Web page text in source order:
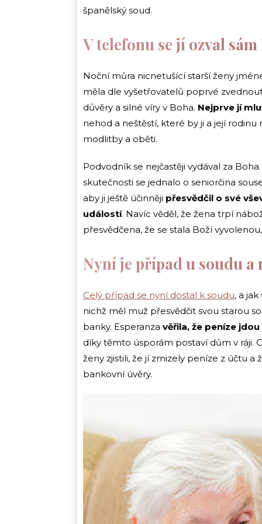
španělský soud.
V telefonu se jí ozval
Noční můra nicnetušící starší ženy
měla dle vyšetřovatelů poprvé
důvěry a silné víry v Boha. Nejprve jí
nehod a neštěstí, které by ji a její
modlitby a oběti.
Podvodník se nejčastěji vydával za
skutečnosti se jednalo o seniorčina
aby ji ještě účinněji přesvědčil o své
událostí. Navíc věděl, že žena trpí
přesvědčena, že se stala Boží
Nyní je případ u soudu a
Celý případ se nyní dostal k soudu, a
nichž měl muž přesvědčit svou starou
banky. Esperanza věřila, že peníze
díky těmto úsporám postaví dům v ráji.
ženy zjistili, že jí zmizely peníze z účtu
bankovní úvěry.